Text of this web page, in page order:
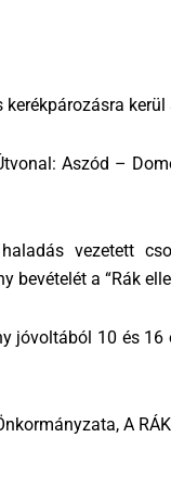
kerékpározásra
Aszód –
haladás vezetett
bevételét a “Rák
jóvoltából 10 és
A